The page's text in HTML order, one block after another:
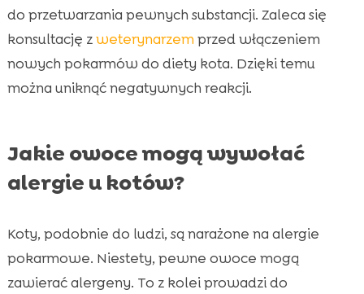
do przetwarzania pewnych substancji. Zaleca się
konsultację zweterynarzem przed włączeniem
nowych pokarmów do diety kota. Dzięki temu
można uniknąć negatywnych reakcji.
Jakie owoce mogą wywołać
alergie u kotów?
Koty, podobnie do ludzi, są narażone na alergie
pokarmowe. Niestety, pewne owoce mogą
zawierać alergeny. To z kolei prowadzi do